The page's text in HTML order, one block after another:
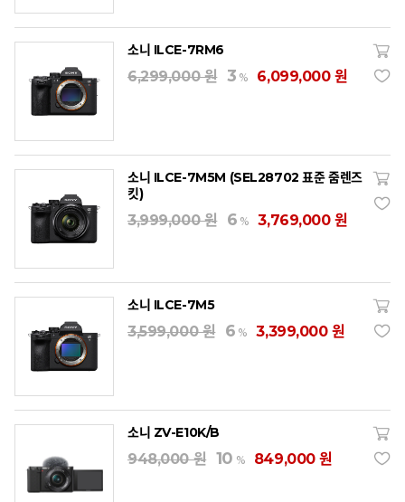
소니 ILCE-7RM6
6,299,000 원 3 % 6,099,000 원
소니 ILCE-7M5M (SEL28702 표준 줌렌즈
킷)
3,999,000 원 6 % 3,769,000 원
소니 ILCE-7M5
3,599,000 원 6 % 3,399,000 원
소니 ZV-E10K/B
948,000 원 10 % 849,000 원